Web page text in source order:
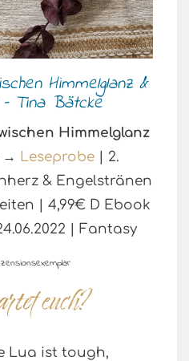
Himmelglanz &
Tina Bätcke
Himmelglanz
→ Leseprobe | 2.
& Engelstränen
| 4,99€ D Ebook
| Fantasy
Lua ist tough,